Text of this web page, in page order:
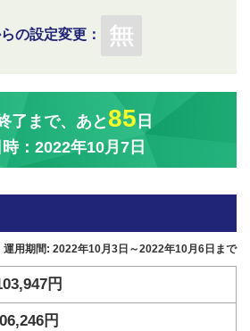
の設定変更：
了まで、あと85 日
：2022年10月7日
運用期間: 2022年10月3日～2022年10月6日まで
円
円